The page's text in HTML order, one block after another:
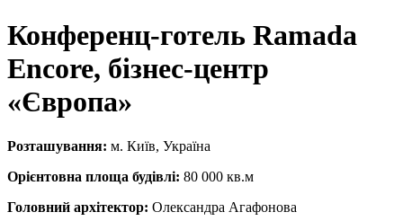
Конференц-готель Ramada
Encore, бізнес-центр
«Європа»
Розташування: м. Київ, Україна
Орієнтовна площа будівлі: 80 000 кв.м
Головний архітектор: Олександра Агафонова